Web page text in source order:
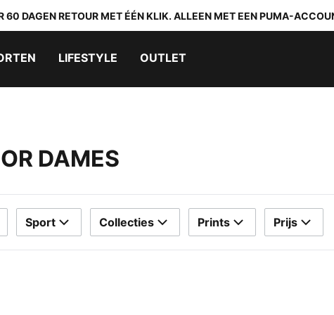
60 DAGEN RETOUR MET ÉÉN KLIK. ALLEEN MET EEN PUMA-
LIFESTYLE OUTLET
DAMES
Sport Collecties Prints Prijs